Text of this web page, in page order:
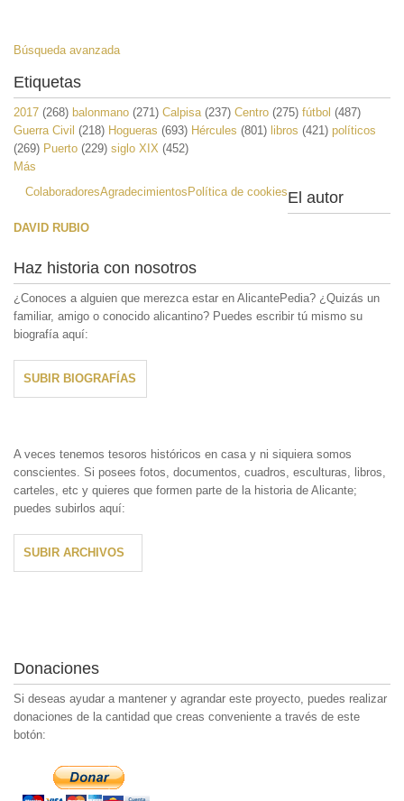
Búsqueda avanzada
Etiquetas
2017 (268) balonmano (271) Calpisa (237) Centro (275) fútbol (487)
Guerra Civil (218) Hogueras (693) Hércules (801) libros (421) políticos
(269) Puerto (229) siglo XIX (452)
Más
ColaboradoresAgradecimientos Política de cookiesEl autor
DAVID RUBIO
Haz historia con nosotros
¿Conoces a alguien que merezca estar en AlicantePedia? ¿Quizás un
familiar, amigo o conocido alicantino? Puedes escribir tú mismo su
biografía aquí:
SUBIR BIOGRAFÍAS
A veces tenemos tesoros históricos en casa y ni siquiera somos
conscientes. Si posees fotos, documentos, cuadros, esculturas, libros,
carteles, etc y quieres que formen parte de la historia de Alicante;
puedes subirlos aquí:
SUBIR ARCHIVOS
Donaciones
Si deseas ayudar a mantener y agrandar este proyecto, puedes realizar
donaciones de la cantidad que creas conveniente a través de este
botón: